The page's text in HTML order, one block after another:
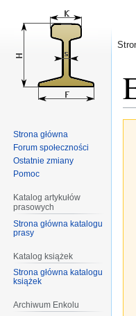
Strona główna
Forum społeczności
Ostatnie zmiany
Pomoc
Katalog artykułów
prasowych
Strona główna katalogu
prasy
Katalog książek
Strona główna katalogu
książek
Archiwum Enkolu